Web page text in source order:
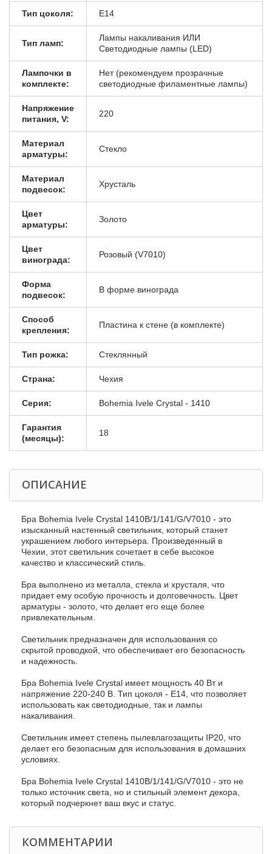
Тип цоколя: E14
Тип ламп:
Лампы накаливания ИЛИ
Светодиодные лампы (LED)
Лампочки в
комплекте:
Нет (рекомендуем прозрачные
светодиодные филаментные лампы)
Напряжение
питания, V:
220
Материал
арматуры:
Стекло
Материал
подвесок:
Хрусталь
Цвет
арматуры:
Золото
Цвет
винограда:
Розовый (V7010)
Форма
подвесок:
В форме винограда
Способ
крепления:
Пластина к стене (в комплекте)
Тип рожка: Стеклянный
Страна: Чехия
Серия: Bohemia Ivele Crystal - 1410
Гарантия
(месяцы):
18
ОПИСАНИЕ
Бра Bohemia Ivele Crystal 1410B/1/141/G/V7010 - это
изысканный настенный светильник, который станет
украшением любого интерьера. Произведенный в
Чехии, этот светильник сочетает в себе высокое
качество и классический стиль.
Бра выполнено из металла, стекла и хрусталя, что
придает ему особую прочность и долговечность. Цвет
арматуры - золото, что делает его еще более
привлекательным.
Светильник предназначен для использования со
скрытой проводкой, что обеспечивает его безопасность
и надежность.
Бра Bohemia Ivele Crystal имеет мощность 40 Вт и
напряжение 220-240 В. Тип цоколя - E14, что позволяет
использовать как светодиодные, так и лампы
накаливания.
Светильник имеет степень пылевлагозащиты IP20, что
делает его безопасным для использования в домашних
условиях.
Бра Bohemia Ivele Crystal 1410B/1/141/G/V7010 - это не
только источник света, но и стильный элемент декора,
который подчеркнет ваш вкус и статус.
КОММЕНТАРИИ